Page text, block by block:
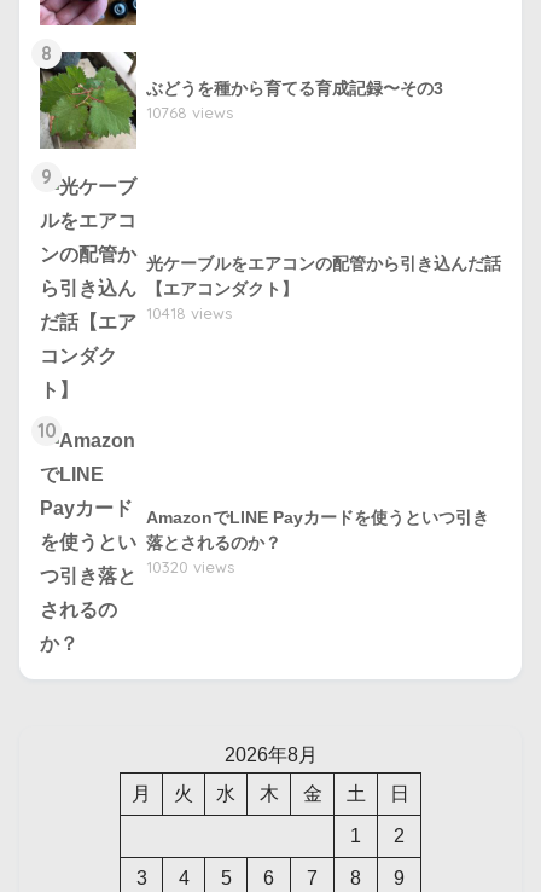
8
ぶどうを種から育てる育成記録〜その3
10768 views
9
光ケーブルをエアコンの配管から引き込んだ話
【エアコンダクト】
10418 views
10
AmazonでLINE Payカードを使うといつ引き
落とされるのか？
10320 views
2026年8月
月
火 水 木 金 土 日
1 2
3 4 5 6 7 8 9